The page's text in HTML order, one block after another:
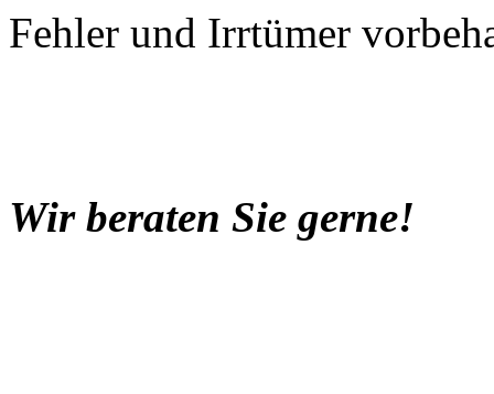
Fehler und Irrtümer
Wir beraten Sie gerne!